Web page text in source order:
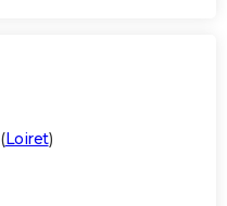
(Loiret)